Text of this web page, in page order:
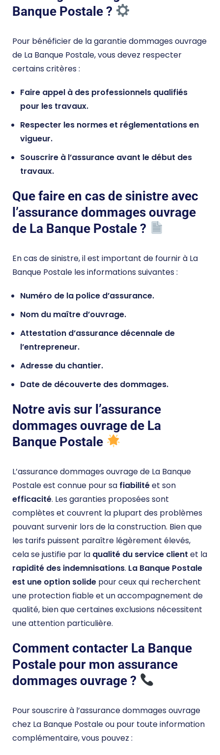
Banque Postale ?
Pour bénéficier de la garantie dommages ouvrage
de La Banque Postale, vous devez respecter
certains critères :
Faire appel à des professionnels qualifiés
pour les travaux.
Respecter les normes et réglementations en
vigueur.
Souscrire à l’assurance avant le début des
travaux.
Que faire en cas de sinistre avec
l’assurance dommages ouvrage
de La Banque Postale ?
En cas de sinistre, il est important de fournir à La
Banque Postale les informations suivantes :
Numéro de la police d’assurance.
Nom du maître d’ouvrage.
Attestation d’assurance décennale de
l’entrepreneur.
Adresse du chantier.
Date de découverte des dommages.
Notre avis sur l’assurance
dommages ouvrage de La
Banque Postale
L’assurance dommages ouvrage de La Banque
Postale est connue pour sa fiabilitéet son
efficacité. Les garanties proposées sont
complètes et couvrent la plupart des problèmes
pouvant survenir lors de la construction. Bien que
les tarifs puissent paraître légèrement élevés,
cela se justifie par la qualité du service client et la
rapidité des indemnisations. La Banque Postale
est une option solide pour ceux qui recherchent
une protection fiable et un accompagnement de
qualité, bien que certaines exclusions nécessitent
une attention particulière.
Comment contacter La Banque
Postale pour mon assurance
dommages ouvrage ?
Pour souscrire à l’assurance dommages ouvrage
chez La Banque Postale ou pour toute information
complémentaire, vous pouvez :